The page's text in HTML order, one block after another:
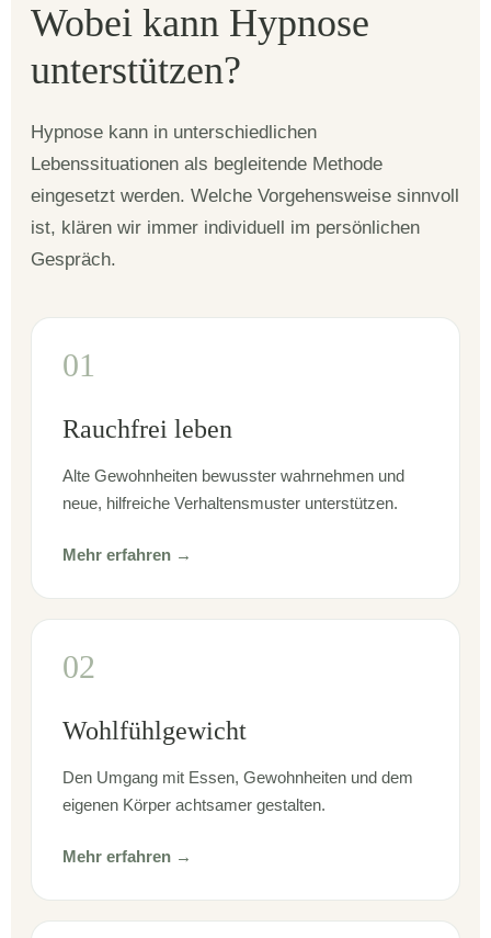
Wobei kann Hypnose
unterstützen?
Hypnose kann in unterschiedlichen
Lebenssituationen als begleitende Methode
eingesetzt werden. Welche Vorgehensweise sinnvoll
ist, klären wir immer individuell im persönlichen
Gespräch.
01
Rauchfrei leben
Alte Gewohnheiten bewusster wahrnehmen und
neue, hilfreiche Verhaltensmuster unterstützen.
Mehr erfahren →
02
Wohlfühlgewicht
Den Umgang mit Essen, Gewohnheiten und dem
eigenen Körper achtsamer gestalten.
Mehr erfahren →